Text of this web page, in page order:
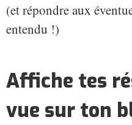
(et répondre aux
entendu !)
Affiche tes
vue sur ton